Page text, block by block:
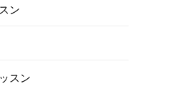
ン
スン